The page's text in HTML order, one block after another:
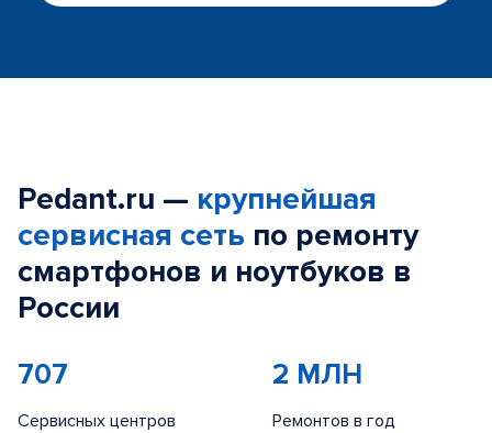
Pedant.ru — крупнейшая
сервисная сеть по ремонту
смартфонов и ноутбуков в
России
707
Сервисных центров
2 МЛН
Ремонтов в год